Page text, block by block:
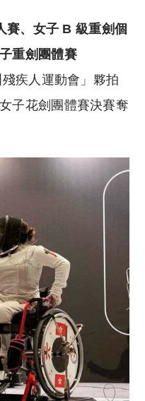
賽、女子 B 級重劍個
重劍團體賽
疾人運動會」夥拍
子花劍團體賽決賽奪